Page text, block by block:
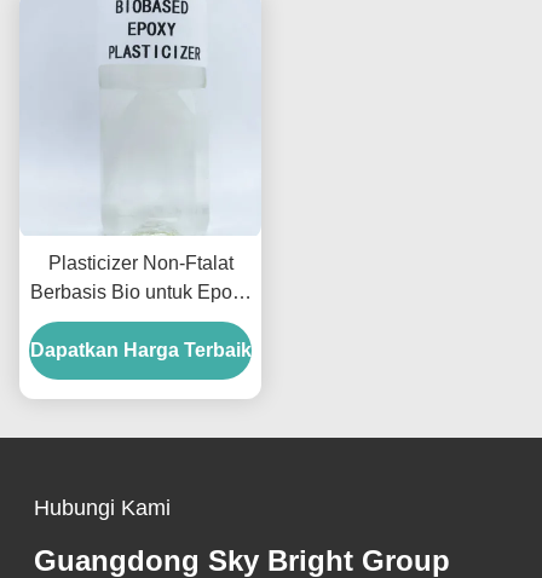
Plasticizer Non-Ftalat
Berbasis Bio untuk Epoxy
Plasticizer ESBO
0.988g/Cm3
Dapatkan Harga Terbaik
Hubungi Kami
Guangdong Sky Bright Group